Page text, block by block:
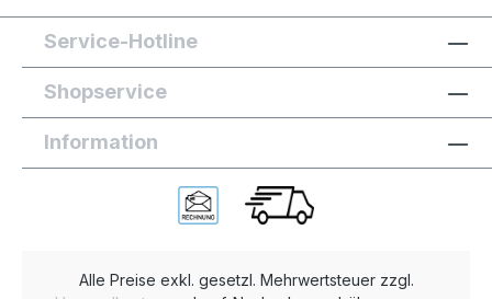
Service-Hotline
Shopservice
Information
Alle Preise exkl. gesetzl. Mehrwertsteuer zzgl.